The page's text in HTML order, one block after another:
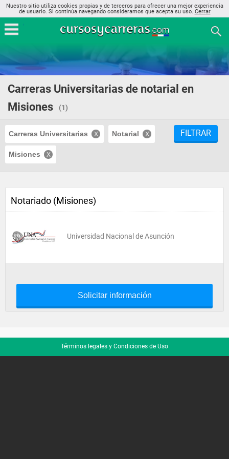
Nuestro sitio utiliza cookies propias y de terceros para ofrecer una mejor experiencia
de usuario. Si continúa navegando consideramos que acepta su uso. Cerrar
Carreras Universitarias de notarial en
Misiones
(1)
Carreras Universitarias Notarial
Misiones
FILTRAR
Notariado (Misiones)
Universidad Nacional de Asunción
Solicitar información
Términos legales y Condiciones de Uso